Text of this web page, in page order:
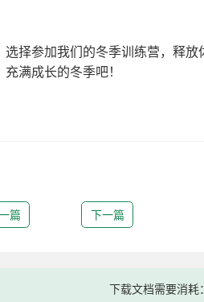
篇 下一篇
下载文档需要消耗：